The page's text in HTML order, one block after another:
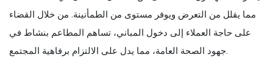
مما يقلل من التعرض ويوفر مستوى من الطمأنينة. من خلال القضاء
على حاجة العملاء إلى دخول المباني، تساهم المطاعم بنشاط في
جهود الصحة العامة، مما يدل على الالتزام برفاهية المجتمع.